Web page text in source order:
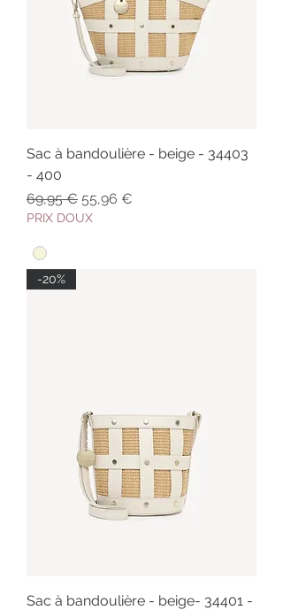
Sac à bandoulière - beige - 34403
- 400
Prix original
69,95 € Prix promotionnel
55,96 €
PRIX DOUX
-20%
Sac à bandoulière - beige- 34401 -